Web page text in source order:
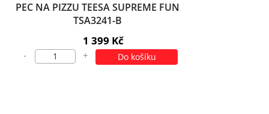
PEC NA PIZZU TEESA SUPREME FUN
TSA3241-B
1 399 Kč
- + Do košíku